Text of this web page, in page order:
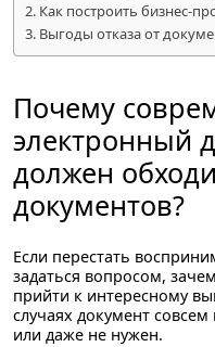
Как построить бизнес-
Выгоды отказа от
Почему
электронный
должен
документов?
Если перестать
задаться вопросом,
прийти к интересному
случаях документ
или даже не нужен.